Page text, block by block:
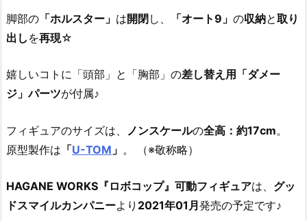
脚部の 「ホルスター」 は開閉し、 「オート9」 の収納と取り
出し を再現☆
嬉しいコトに「頭部」と「胸部」の差し替え用「ダメー
ジ」パーツが付属♪
フィギュアのサイズは、 ノンスケールの全高：約17cm。
原型製作は 「U-TOM 」 。 （※敬称略）
HAGANE WORKS『ロボコップ』可動フィギュアは、 グッ
ドスマイルカンパニーより 2021年01月 発売の予定です♪